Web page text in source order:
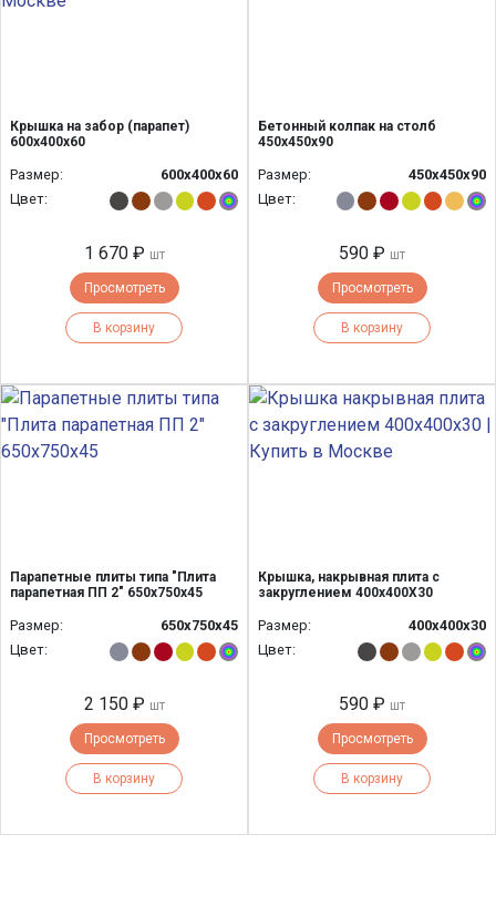
Крышка на забор (парапет)
600х400х60
Размер:
600х400х60
Цвет:
1 670 ₽ шт
Просмотреть
В корзину
Бетонный колпак на столб
450х450x90
Размер:
450х450х90
Цвет:
590 ₽ шт
Просмотреть
В корзину
Парапетные плиты типа "Плита
парапетная ПП 2" 650х750х45
Размер:
650х750х45
Цвет:
2 150 ₽ шт
Просмотреть
В корзину
Крышка, накрывная плита с
закруглением 400x400Х30
Размер:
400х400х30
Цвет:
590 ₽ шт
Просмотреть
В корзину